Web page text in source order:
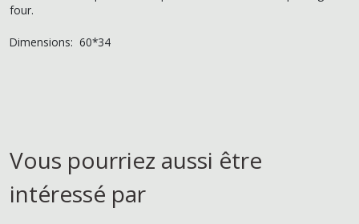
four.
Dimensions: 60*34
Vous pourriez aussi être
intéressé par